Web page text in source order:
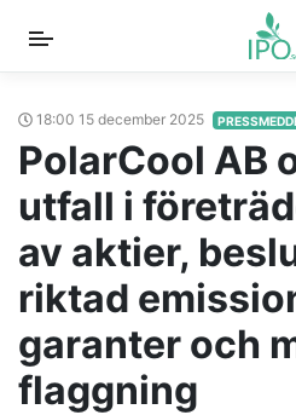
18:00 15 december 2025
PolarCool AB
utfall i
av aktier,
riktad
garanter och
flaggning